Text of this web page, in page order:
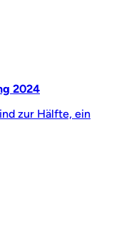
2024
zur Hälfte, ein